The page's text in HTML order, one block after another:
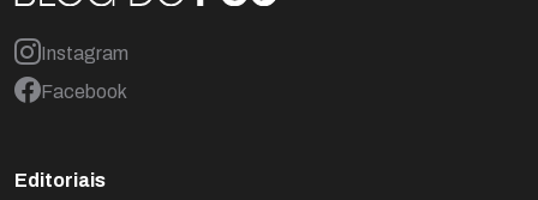
Instagram
Facebook
Editoriais